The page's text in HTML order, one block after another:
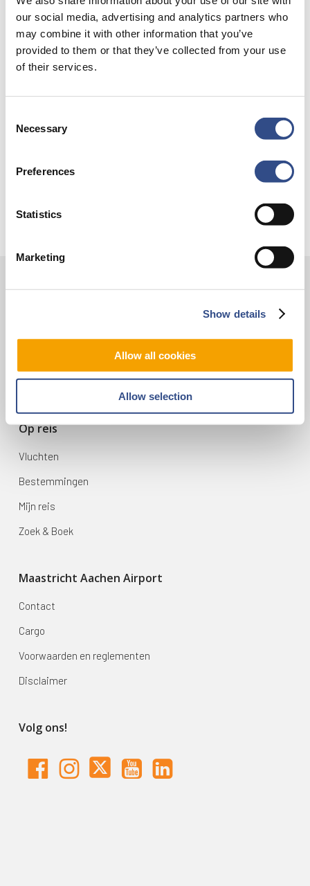
our social media, advertising and analytics partners who
may combine it with other information that you’ve
provided to them or that they’ve collected from your use
of their services.
Selection
Necessary
Preferences
Statistics
Marketing
Show details
Allow all cookies
Allow selection
Recente berichten
Trainingsvlucht 4 augustus
Je kunt je nu aanmelden voor onze Burendag 2026!
Trainingsvlucht KLM
infodesk@maa.nl
Op reis
Vluchten
Bestemmingen
Mijn reis
Zoek & Boek
Maastricht Aachen Airport
Contact
Cargo
Voorwaarden en reglementen
Disclaimer
Volg ons!